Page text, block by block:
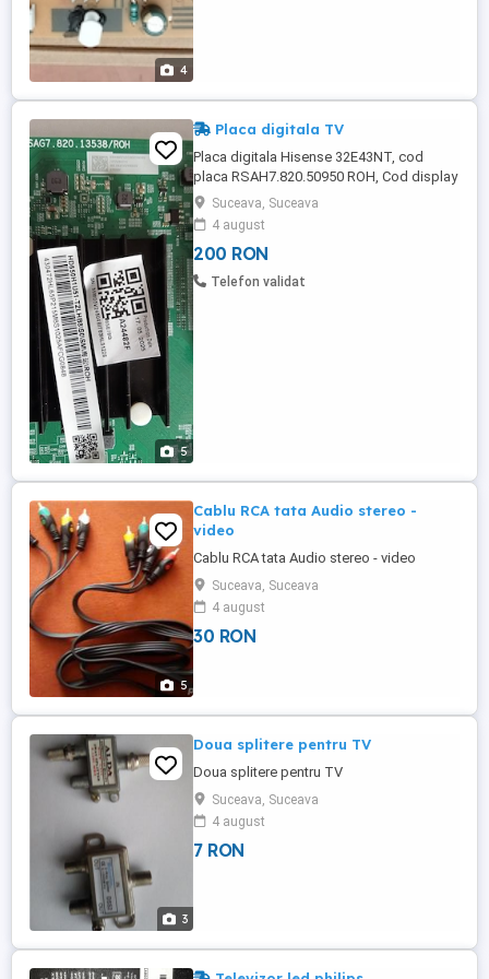
4
5
Placa digitala TV
Placa digitala Hisense 32E43NT, cod
placa RSAH7.820.50950 ROH, Cod display
Placa digitala Hisense 32E43QT, cod
placa RSAG7.820.12929 ROH, Cod display
JHD315H1H51-T0L1B1 Placa digitala
Hisense 40A4N, cod placa
TPD.NT72690T.PB702(T) , 40A35HEVS,
Suceava, Suceava
4 august
200 RON
Telefon validat
5
Cablu RCA tata Audio stereo -
video
Cablu RCA tata Audio stereo - video
Suceava, Suceava
4 august
30 RON
3
Doua splitere pentru TV
Doua splitere pentru TV
Suceava, Suceava
4 august
7 RON